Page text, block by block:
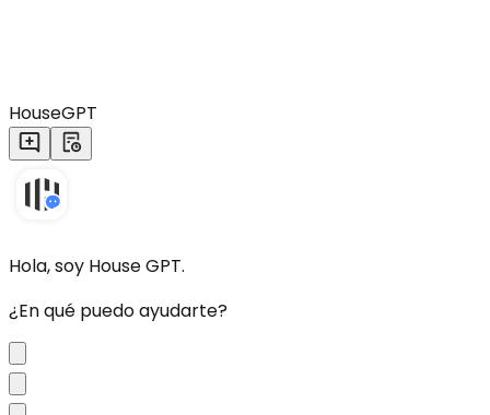
HouseGPT
Hola, soy House GPT.
¿En qué puedo ayudarte?